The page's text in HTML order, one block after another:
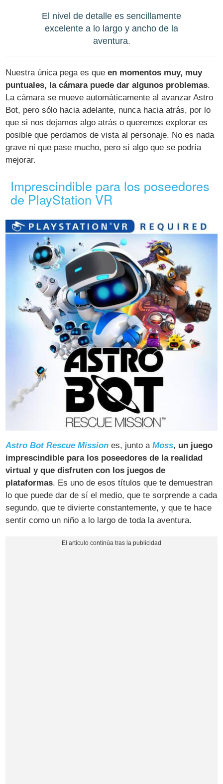
El nivel de detalle es sencillamente
excelente a lo largo y ancho de la
aventura.
Nuestra única pega es queen momentos muy, muy
puntuales, la cámara puede dar algunos problemas.
La cámara se mueve automáticamente al avanzar Astro
Bot, pero sólo hacia adelante, nunca hacia atrás, por lo
que si nos dejamos algo atrás o queremos explorar es
posible que perdamos de vista al personaje. No es nada
grave ni que pase mucho, pero sí algo que se podría
mejorar.
Imprescindible para los poseedores
de PlayStation VR
Astro Bot Rescue Mission es, junto aMoss, un juego
imprescindible para los poseedores de la realidad
virtual y que disfruten con los juegos de
plataformas. Es uno de esos títulos que te demuestran
lo que puede dar de sí el medio, que te sorprende a cada
segundo, que te divierte constantemente, y que te hace
sentir como un niño a lo largo de toda la aventura.